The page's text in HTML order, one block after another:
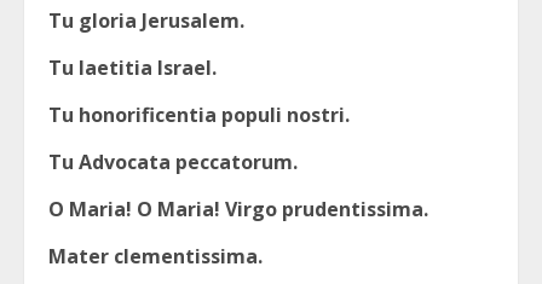
Tu gloria Jerusalem.
Tu laetitia Israel.
Tu honorificentia populi nostri.
Tu Advocata peccatorum.
O Maria! O Maria! Virgo prudentissima.
Mater clementissima.